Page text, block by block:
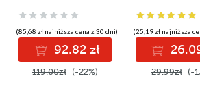
(85,68 zł najniższa cena z 30 dni)
92.82 zł
119.00zł (-22%)
(25,19 zł najniższa
29.99zł (-